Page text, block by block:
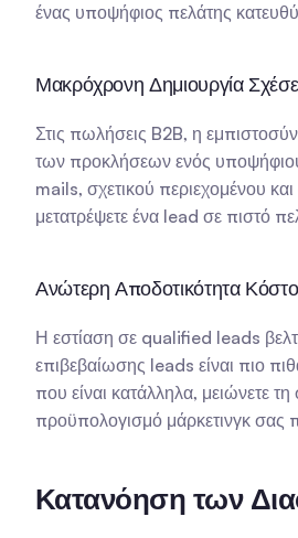
ένας υποψήφιος πελάτης
Μακρόχρονη Δημιουργία
Στις πωλήσεις B2B, η
των προκλήσεων ενός
mails, σχετικού περιεχομένου
μετατρέψετε ένα lead σε πιστό
Ανώτερη Αποδοτικότητα
Η εστίαση σε qualified leads
επιβεβαίωσης leads είναι πιο
που είναι κατάλληλα, μειώνετε
προϋπολογισμό μάρκετινγκ σας
Κατανόηση των